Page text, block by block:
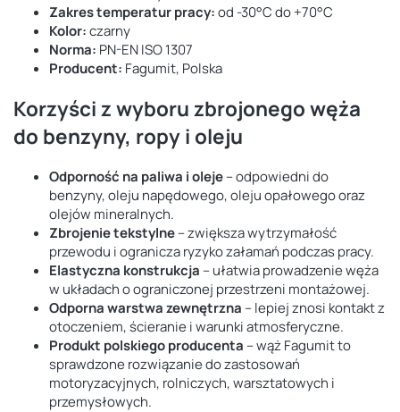
Zakres temperatur pracy:od -30°C do +70°C
Kolor:czarny
Norma: PN-EN ISO 1307
Producent: Fagumit, Polska
Korzyści z wyboru zbrojonego węża
do benzyny, ropy i oleju
Odporność na paliwa i oleje– odpowiedni do
benzyny, oleju napędowego, oleju opałowego oraz
olejów mineralnych.
Zbrojenie tekstylne– zwiększa wytrzymałość
przewodu i ogranicza ryzyko załamań podczas pracy.
Elastyczna konstrukcja – ułatwia prowadzenie węża
w układach o ograniczonej przestrzeni montażowej.
Odporna warstwa zewnętrzna – lepiej znosi kontakt z
otoczeniem, ścieranie i warunki atmosferyczne.
Produkt polskiego producenta – wąż Fagumit to
sprawdzone rozwiązanie do zastosowań
motoryzacyjnych, rolniczych, warsztatowych i
przemysłowych.